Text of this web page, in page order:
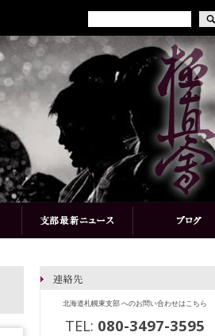
北海道札幌東支部 へのお問い合わせはこちら
TEL: 080-3497-3595